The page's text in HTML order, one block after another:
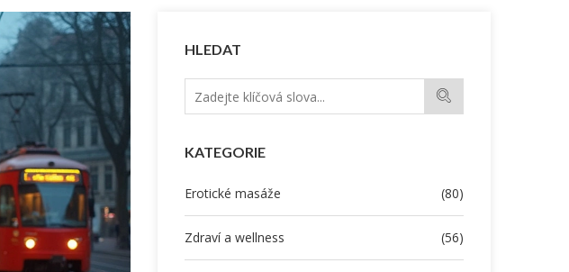
HLEDAT
KATEGORIE
Erotické masáže (80)
Zdraví a wellness (56)